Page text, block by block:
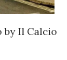
by Il Calcio